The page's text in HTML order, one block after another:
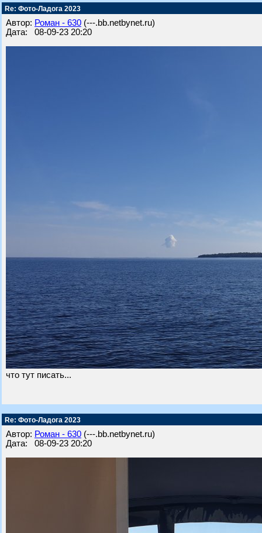
Re: Фото-Ладога 2023
Автор: Роман - 630 (---.bb.netbynet.ru)
Дата: 08-09-23 20:20
что тут писать...
Re: Фото-Ладога 2023
Автор: Роман - 630 (---.bb.netbynet.ru)
Дата: 08-09-23 20:20